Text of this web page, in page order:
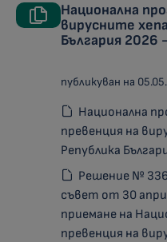
Национална
вирусните
България 2026
публикуван на
Национална
превенция на
Република
Решение №
съвет от 30
приемане на
превенция на